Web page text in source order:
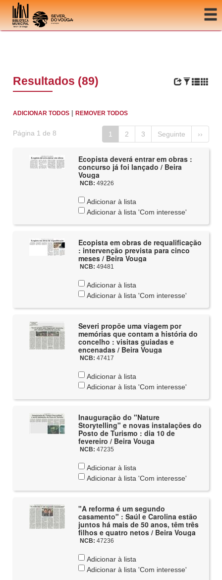
Ir para o conteúdo
Resultados (89)
ADICIONAR TODOS |REMOVER TODOS
Página 1 de 8 1 2 3 Seguinte ››
Ecopista deverá entrar em obras :
concurso já foi lançado / Beira
Vouga
NCB: 49226
Adicionar à lista
Adicionar à lista 'Com interesse'
Ecopista em obras de requalificação
: intervenção prevista para cinco
meses / Beira Vouga
NCB: 49481
Adicionar à lista
Adicionar à lista 'Com interesse'
Severi propõe uma viagem por
memórias que contam a história do
concelho : visitas guiadas e
encenadas / Beira Vouga
NCB: 47417
Adicionar à lista
Adicionar à lista 'Com interesse'
Inauguração do "Nature
Storytelling" e novas instalações do
Posto de Turismo : dia 10 de
fevereiro / Beira Vouga
NCB: 47235
Adicionar à lista
Adicionar à lista 'Com interesse'
"A reforma é um segundo
casamento" : Saúl e Carolina estão
juntos há mais de 50 anos, têm três
filhos e quatro netos / Beira Vouga
NCB: 47236
Adicionar à lista
Adicionar à lista 'Com interesse'